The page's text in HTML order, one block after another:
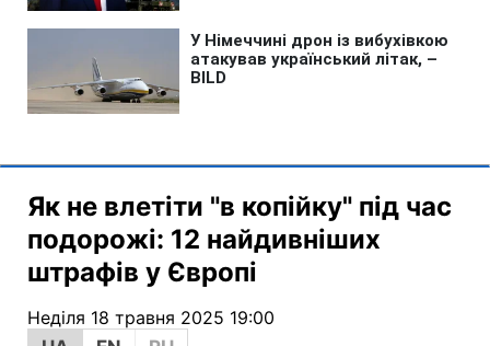
Як не влетіти "в копійку" під час
подорожі: 12 найдивніших
штрафів у Європі
Неділя 18 травня 2025 19:00